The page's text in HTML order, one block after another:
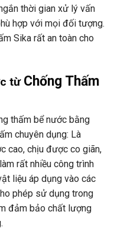
thời gian xử lý vấn
hợp với mọi đối tượng.
Sika rất an toàn cho
từ Chống Thấm
thấm bể nước bằng
chuyên dụng: Là
cao, chịu được co giãn,
rất nhiều công trình
liệu áp dụng vào các
phép sử dụng trong
đảm bảo chất lượng